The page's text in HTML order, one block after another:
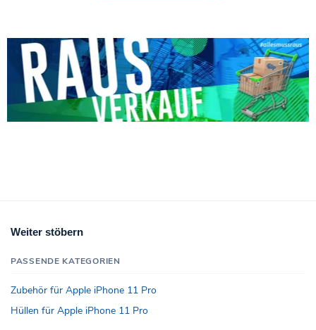
Weiter stöbern
PASSENDE KATEGORIEN
Zubehör für Apple iPhone 11 Pro
Hüllen für Apple iPhone 11 Pro